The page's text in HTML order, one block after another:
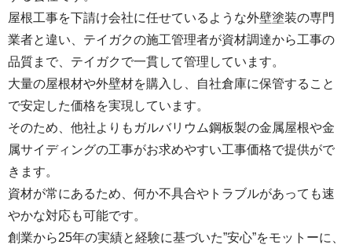
屋根工事を下請け会社に任せているような外壁塗装の専門
業者と違い、テイガクの施工管理者が資材調達から工事の
品質まで、テイガクで一貫して管理しています。
大量の屋根材や外壁材を購入し、自社倉庫に保管すること
で安定した価格を実現しています。
そのため、他社よりもガルバリウム鋼板製の金属屋根や金
属サイディングの工事がお求めやすい工事価格で提供がで
きます。
資材が常にあるため、何か不具合やトラブルがあっても速
やかな対応も可能です。
創業から25年の実績と経験に基づいた”安心”をモットーに、